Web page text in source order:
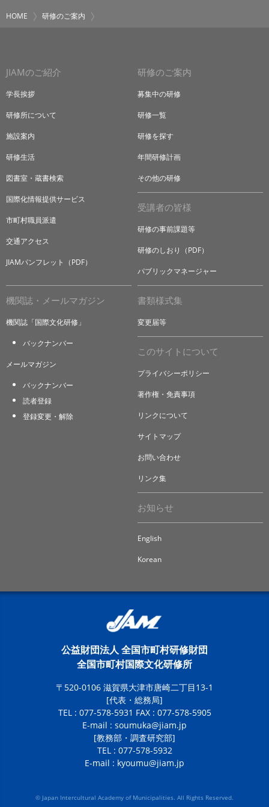
HOME 研修のご案内
JIAMのご紹介
学長挨拶
研修所について
施設案内
研修生活
図書室・蔵書検索
国際化情報提供サービス
市町村職員派遣
交通アクセス
JIAMパンフレット（PDF）
研修のご案内
募集中の研修
研修一覧
研修を探す
年間研修計画
その他の研修
受講者の皆様
研修の事前課題等
研修のしおり（PDF）
パブリックマネージャー
機関誌・メールマガジン
機関誌「国際文化研修」
バックナンバー
メールマガジン
バックナンバー
読者登録
登録変更・解除
書類様式集
変更届等
このサイトについて
プライバシーポリシー
著作権・免責事項
リンクについて
サイトマップ
お問い合わせ
リンク集
お知らせ
English
Korean
公益財団法人 全国市町村研修財団
全国市町村国際文化研修所
〒520-0106 滋賀県大津市唐崎二丁目13-1
[代表・総務局]
TEL : 077-578-5931 FAX : 077-578-5905
E-mail : soumuka@jiam.jp
[教務部・調査研究部]
TEL : 077-578-5932
E-mail : kyoumu@jiam.jp
© Japan Intercultural Academy of Municipalities. All Rights Reserved.